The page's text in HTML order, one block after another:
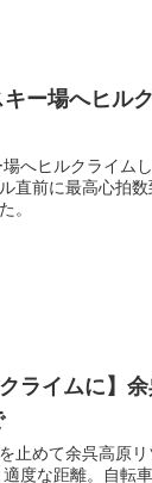
ー場へヒル
へヒルクライム
直前に最高心拍
。
クライムに】
止めて余呉高原
度な距離。自転